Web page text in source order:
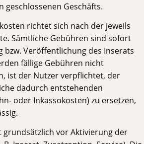
geschlossenen Geschäfts.
richtet sich nach der jeweils
Sämtliche Gebühren sind sofort
bzw. Veröffentlichung des Inserats
fällige Gebühren nicht
ist der Nutzer verpflichtet, der
dadurch entstehenden
oder Inkassokosten) zu ersetzen,
grundsätzlich vor Aktivierung der